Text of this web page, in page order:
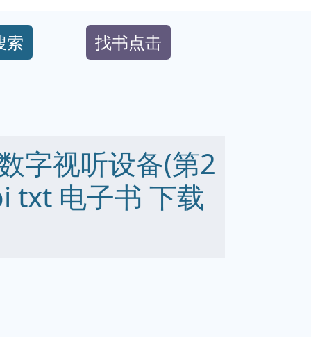
索 找书点击
字视听设备(第2
txt 电子书 下载